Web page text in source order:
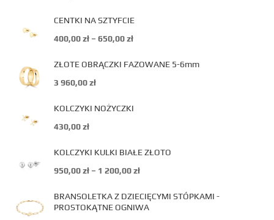
CENTKI NA SZTYFCIE
400,00zł – 650,00zł
ZŁOTE OBRĄCZKI FAZOWANE 5-6mm
3 960,00zł
KOLCZYKI NOŻYCZKI
430,00zł
KOLCZYKI KULKI BIAŁE ZŁOTO
950,00zł – 1 200,00zł
BRANSOLETKA Z DZIECIĘCYMI STÓPKAMI -
PROSTOKĄTNE OGNIWA